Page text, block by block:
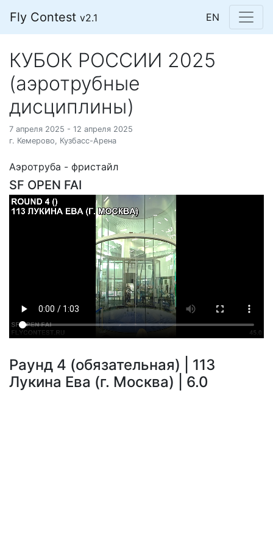
Fly Contest v2.1 EN
КУБОК РОССИИ 2025
(аэротрубные
дисциплины)
7 апреля 2025 - 12 апреля 2025
г. Кемерово, Кузбасс-Арена
Аэротруба - фристайл
SF OPEN FAI
Раунд 4 (обязательная) | 113
Лукина Ева (г. Москва) | 6.0